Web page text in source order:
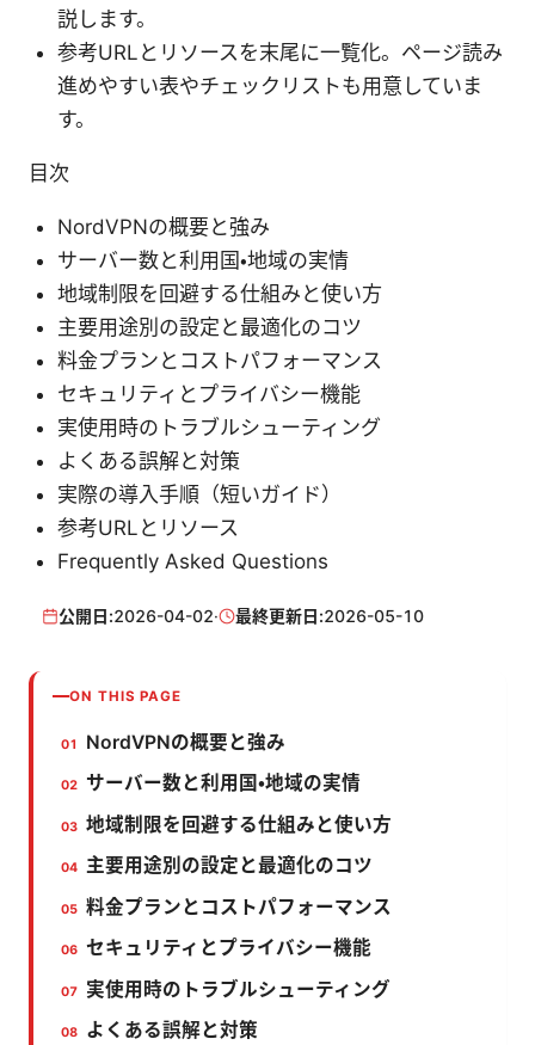
説します。
参考URLとリソースを末尾に一覧化。ページ読み
進めやすい表やチェックリストも用意していま
す。
目次
NordVPNの概要と強み
サーバー数と利用国・地域の実情
地域制限を回避する仕組みと使い方
主要用途別の設定と最適化のコツ
料金プランとコストパフォーマンス
セキュリティとプライバシー機能
実使用時のトラブルシューティング
よくある誤解と対策
実際の導入手順（短いガイド）
参考URLとリソース
Frequently Asked Questions
公開日:2026-04-02· 最終更新日:2026-05-10
ON THIS PAGE
NordVPNの概要と強み
サーバー数と利用国・地域の実情
地域制限を回避する仕組みと使い方
主要用途別の設定と最適化のコツ
料金プランとコストパフォーマンス
セキュリティとプライバシー機能
実使用時のトラブルシューティング
よくある誤解と対策